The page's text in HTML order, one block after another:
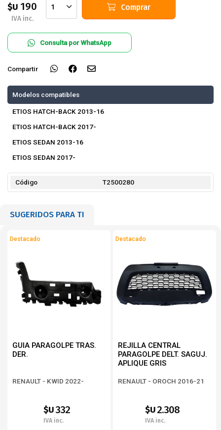
$U 190
IVA inc.
1 Comprar
Consulta por WhatsApp
Compartir
Modelos compatibles
ETIOS HATCH-BACK 2013-16
ETIOS HATCH-BACK 2017-
ETIOS SEDAN 2013-16
ETIOS SEDAN 2017-
Código T2500280
SUGERIDOS PARA TI
Destacado
GUIA PARAGOLPE TRAS.
DER.
RENAULT - KWID 2022-
$U332
IVA inc.
Destacado
REJILLA CENTRAL
PARAGOLPE DELT. SAGUJ.
APLIQUE GRIS
RENAULT - OROCH 2016-21
$U2.308
IVA inc.